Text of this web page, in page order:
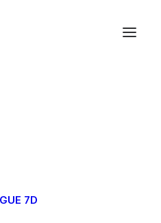
7D
des Final
de